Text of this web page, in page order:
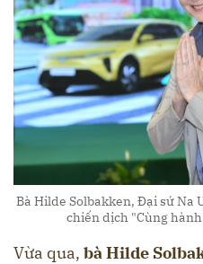
Bà Hilde Solbakken, Đại sứ Na
chiến dịch "Cùng
Vừa qua, bà Hilde